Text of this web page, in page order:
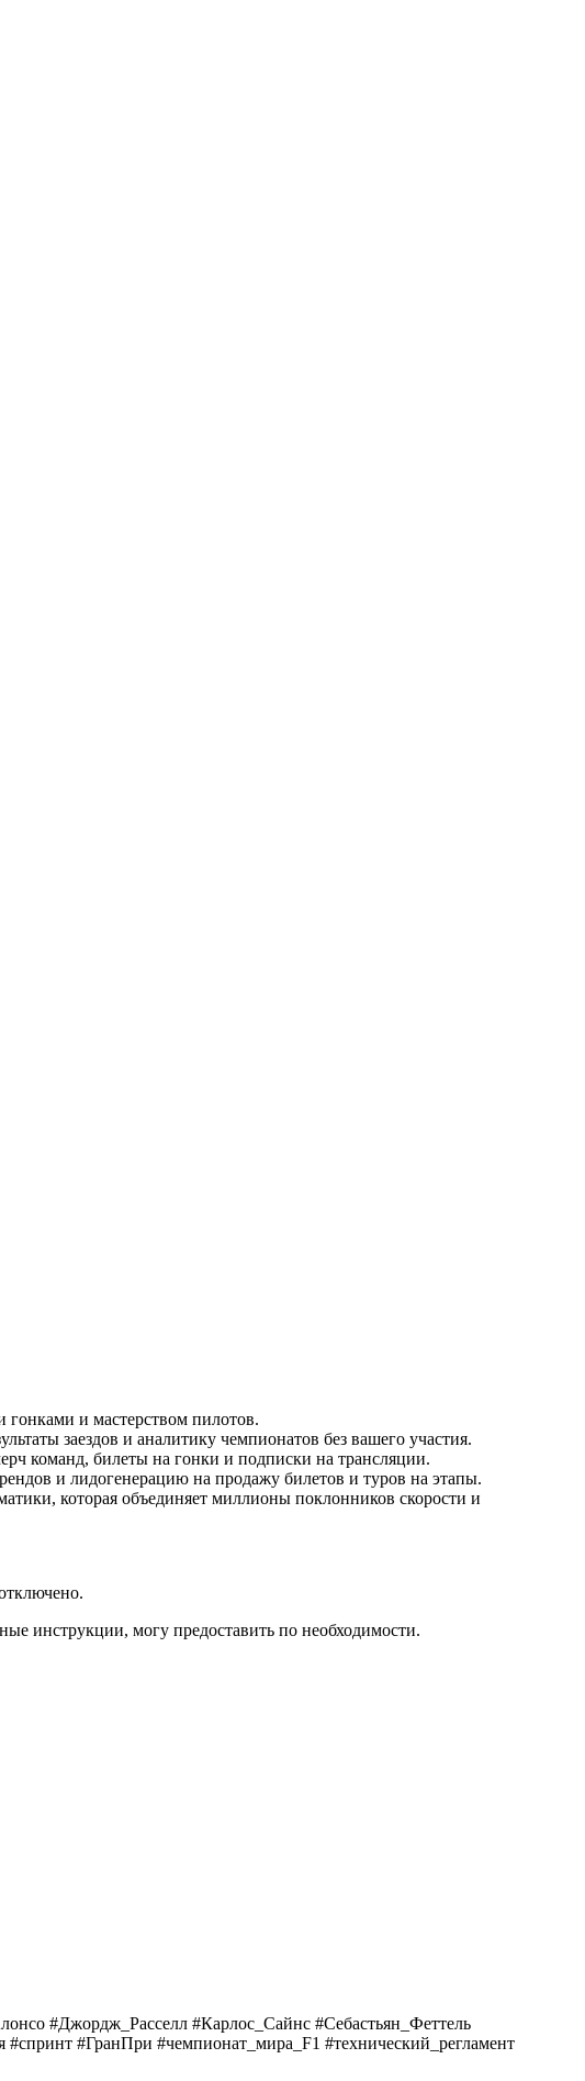
и мастерством пилотов.
заездов и аналитику чемпионатов без вашего участия.
команд, билеты на гонки и подписки на трансляции.
и лидогенерацию на продажу билетов и туров на этапы.
которая объединяет миллионы поклонников скорости и
инструкции, могу предоставить по необходимости.
#Джордж_Расселл #Карлос_Сайнс #Себастьян_Феттель
#ГранПри #чемпионат_мира_F1 #технический_регламент